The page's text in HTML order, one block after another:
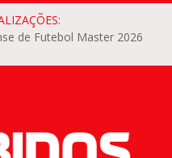
de Futebol Master 2026